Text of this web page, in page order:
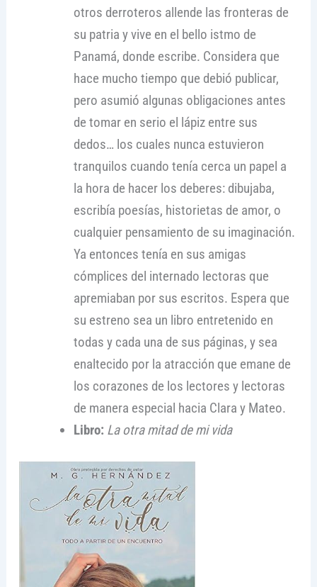
otros derroteros allende las fronteras de
su patria y vive en el bello istmo de
Panamá, donde escribe. Considera que
hace mucho tiempo que debió publicar,
pero asumió algunas obligaciones antes
de tomar en serio el lápiz entre sus
dedos… los cuales nunca estuvieron
tranquilos cuando tenía cerca un papel a
la hora de hacer los deberes: dibujaba,
escribía poesías, historietas de amor, o
cualquier pensamiento de su imaginación.
Ya entonces tenía en sus amigas
cómplices del internado lectoras que
apremiaban por sus escritos. Espera que
su estreno sea un libro entretenido en
todas y cada una de sus páginas, y sea
enaltecido por la atracción que emane de
los corazones de los lectores y lectoras
de manera especial hacia Clara y Mateo.
Libro: La otra mitad de mi vida